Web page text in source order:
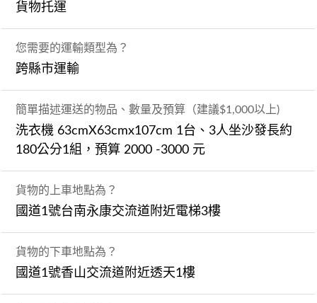
貨物托運
您需要的運輸類型為？
跨縣市運輸
簡單描述運送的物品、數量及預算（建議$1,000以上)
洗衣機 63cmX63cmx107cm 1台、3人坐沙發長約
180公分1組，預算 2000 -3000 元
貨物的上車地點為？
國道1號台南永康交流道附近電梯3樓
貨物的下車地點為？
國道1號香山交流道附近透天1樓